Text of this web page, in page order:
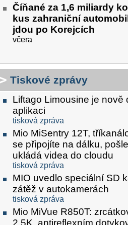
Číňané za 1,6 miliardy
kus zahraniční
jdou po Korejcích
včera
Tiskové zprávy
Liftago Limousine je nově
aplikaci
tisková zpráva
Mio MiSentry 12T,
se připojíte na dálku,
ukládá videa do cloudu
tisková zpráva
MIO uvedlo speciální SD
zátěž v autokamerách
tisková zpráva
Mio MiVue R850T:
2.5K, antireflexním